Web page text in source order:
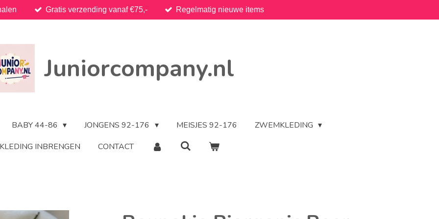
Gratis verzending vanaf €75,- Regelmatig nieuwe items
Juniorcompany.nl
BABY 44-86 JONGENS 92-176 MEISJES 92-176
ZWEMKLEDING
KLEDING INBRENGEN
CONTACT